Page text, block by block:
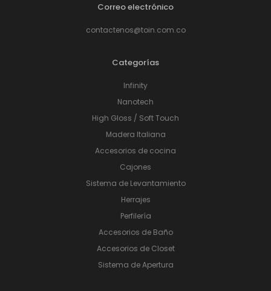
Correo electrónico
contactenos@toin.com.co
Categorías
Infinity
Nanotech
High Gloss / Soft Touch
Madera Italiana
Accesorios de cocina
Cajones
Sistema de Levantamiento
Herrajes
Perfilería
Accesorios de Baño
Accesorios de Closet
Sistema de Apertura